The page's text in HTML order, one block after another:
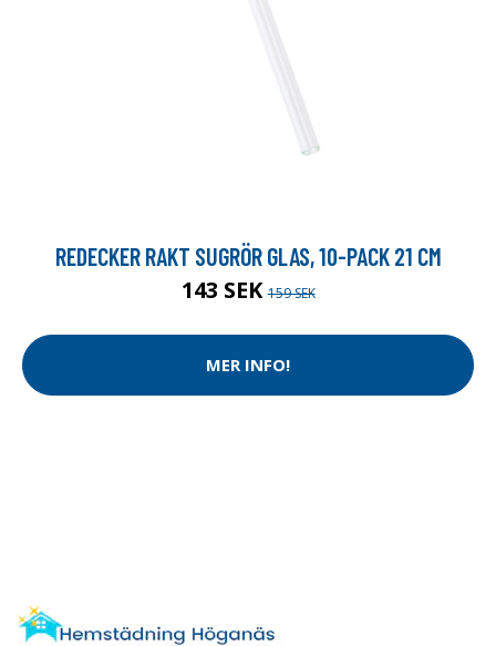
REDECKER RAKT SUGRÖR GLAS, 10-PACK 21 CM
143 SEK159 SEK
MER INFO!